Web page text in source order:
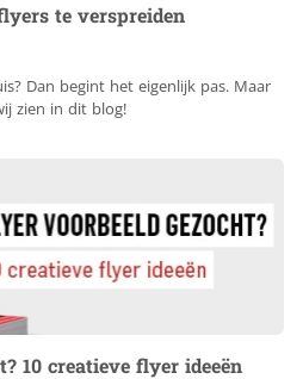
te verspreiden
Dan begint het eigenlijk pas. Maar
zien in dit blog!
10 creatieve flyer ideeën